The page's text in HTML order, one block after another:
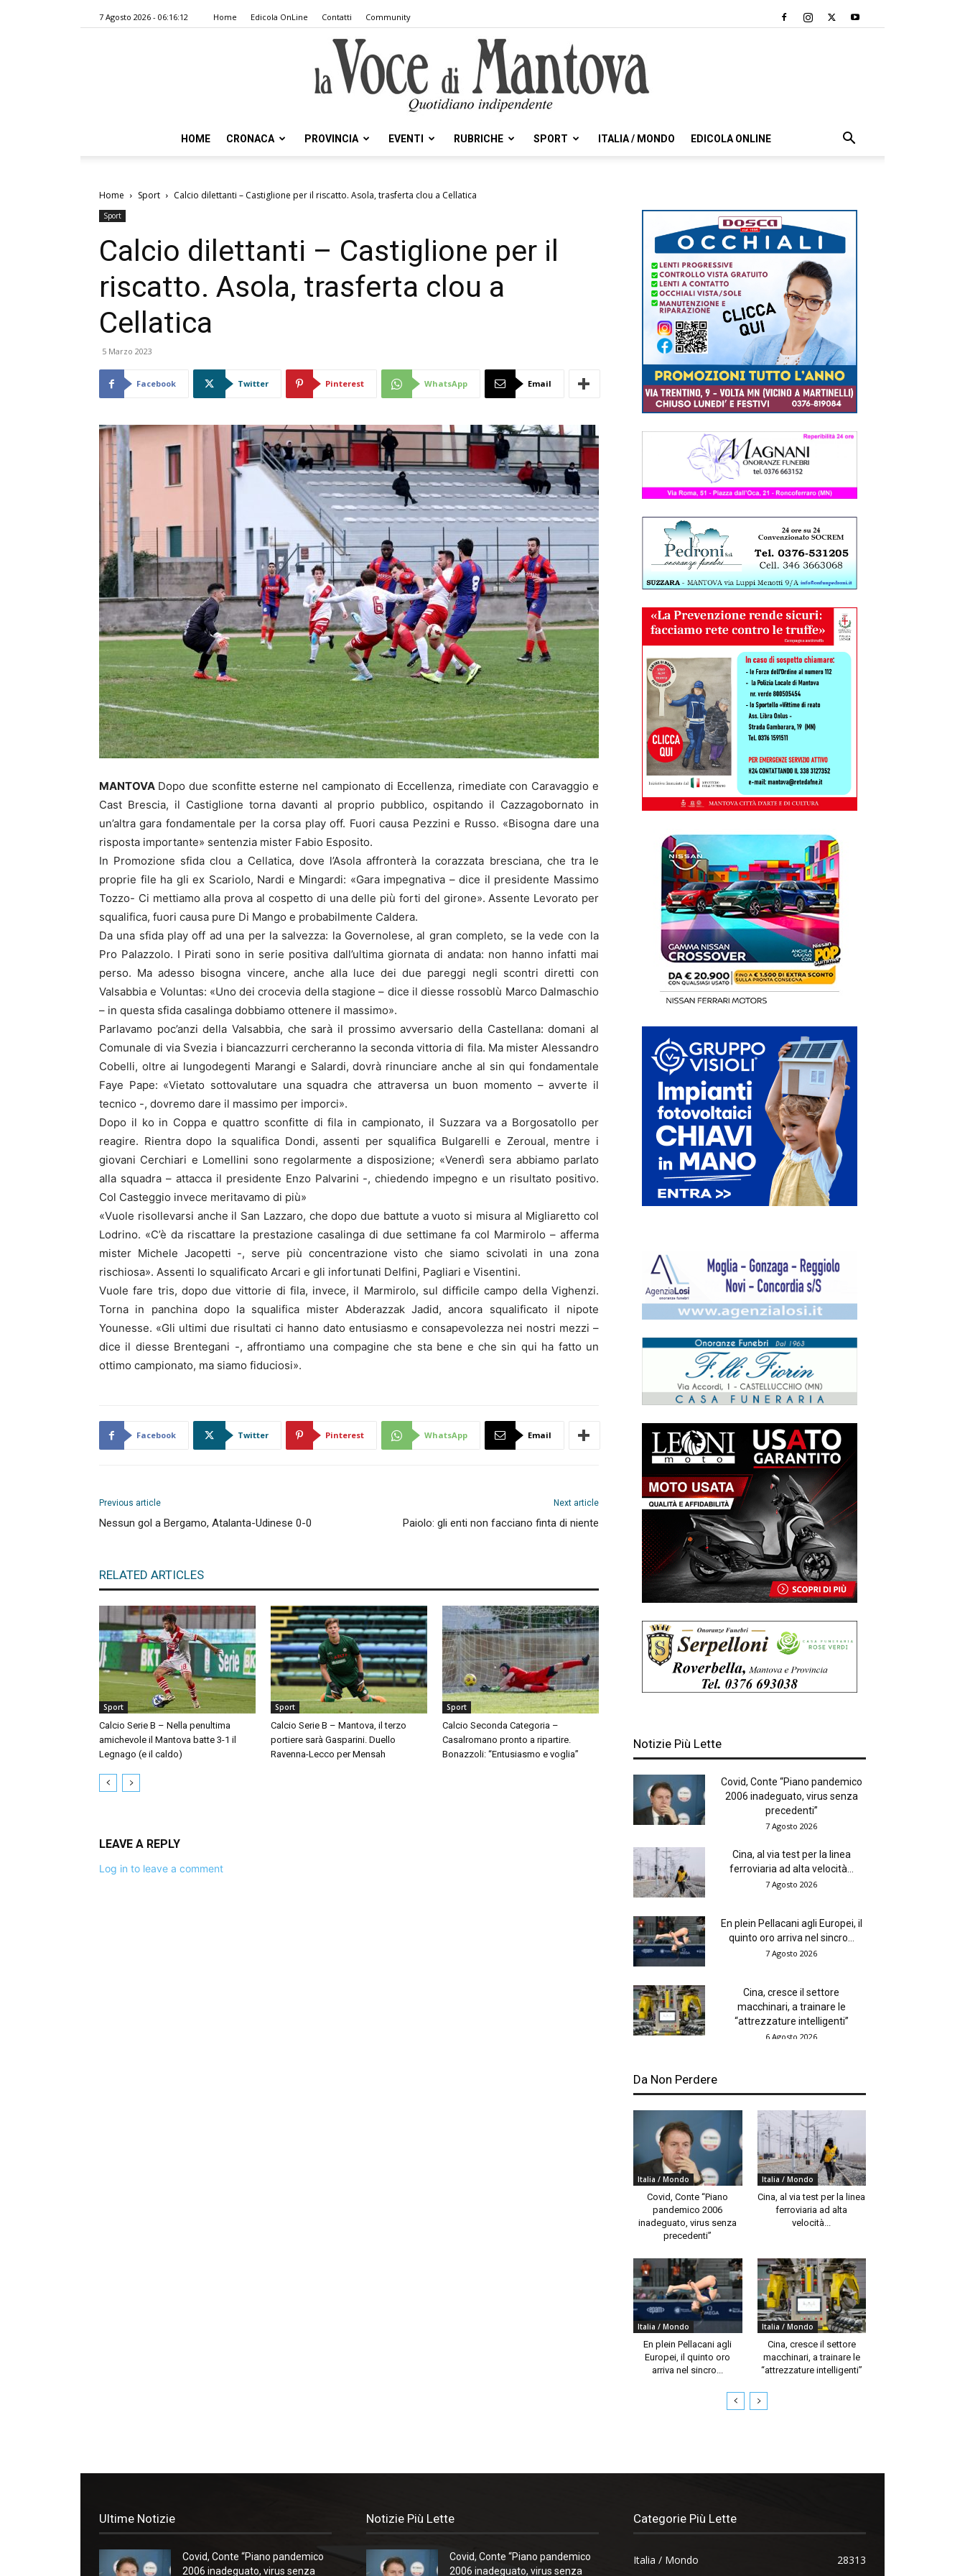
7 Agosto 2026 - 06:16:12 Home Edicola OnLine Contatti Community
Voce
Mantova
HOME CRONACA PROVINCIA EVENTI RUBRICHE SPORT ITALIA / MONDO EDICOLA ONLINE
Home Sport Calcio dilettanti – Castiglione per il riscatto. Asola, trasferta clou a Cellatica
Sport
Calcio dilettanti – Castiglione per il
riscatto. Asola, trasferta clou a
Cellatica
5 Marzo 2023
Facebook Twitter Pinterest WhatsApp Email
MANTOVA Dopo due sconfitte esterne nel campionato di Eccellenza, rimediate con Caravaggio e
Cast Brescia, il Castiglione torna davanti al proprio pubblico, ospitando il Cazzagobornato in
un’altra gara fondamentale per la corsa play off. Fuori causa Pezzini e Russo. «Bisogna dare una
risposta importante» sentenzia mister Fabio Esposito.
In Promozione sfida clou a Cellatica, dove l’Asola affronterà la corazzata bresciana, che tra le
proprie file ha gli ex Scariolo, Nardi e Mingardi: «Gara impegnativa – dice il presidente Massimo
Tozzo- Ci mettiamo alla prova al cospetto di una delle più forti del girone». Assente Levorato per
squalifica, fuori causa pure Di Mango e probabilmente Caldera.
Da una sfida play off ad una per la salvezza: la Governolese, al gran completo, se la vede con la
Pro Palazzolo. I Pirati sono in serie positiva dall’ultima giornata di andata: non hanno infatti mai
perso. Ma adesso bisogna vincere, anche alla luce dei due pareggi negli scontri diretti con
Valsabbia e Voluntas: «Uno dei crocevia della stagione – dice il diesse rossoblù Marco Dalmaschio
– in questa sfida casalinga dobbiamo ottenere il massimo».
Parlavamo poc’anzi della Valsabbia, che sarà il prossimo avversario della Castellana: domani al
Comunale di via Svezia i biancazzurri cercheranno la seconda vittoria di fila. Ma mister Alessandro
Cobelli, oltre ai lungodegenti Marangi e Salardi, dovrà rinunciare anche al sin qui fondamentale
Faye Pape: «Vietato sottovalutare una squadra che attraversa un buon momento – avverte il
tecnico -, dovremo dare il massimo per imporci».
Dopo il ko in Coppa e quattro sconfitte di fila in campionato, il Suzzara va a Borgosatollo per
reagire. Rientra dopo la squalifica Dondi, assenti per squalifica Bulgarelli e Zeroual, mentre i
giovani Cerchiari e Lomellini sono regolarmente a disposizione; «Venerdì sera abbiamo parlato
alla squadra – attacca il presidente Enzo Palvarini -, chiedendo impegno e un risultato positivo.
Col Casteggio invece meritavamo di più»
«Vuole risollevarsi anche il San Lazzaro, che dopo due battute a vuoto si misura al Migliaretto col
Lodrino. «C’è da riscattare la prestazione casalinga di due settimane fa col Marmirolo – afferma
mister Michele Jacopetti -, serve più concentrazione visto che siamo scivolati in una zona
rischiosa». Assenti lo squalificato Arcari e gli infortunati Delfini, Pagliari e Visentini.
Vuole fare tris, dopo due vittorie di fila, invece, il Marmirolo, sul difficile campo della Vighenzi.
Torna in panchina dopo la squalifica mister Abderazzak Jadid, ancora squalificato il nipote
Younesse. «Gli ultimi due risultati ci hanno dato entusiasmo e consapevolezza nei nostri mezzi –
dice il diesse Brentegani -, affrontiamo una compagine che sta bene e che sin qui ha fatto un
ottimo campionato, ma siamo fiduciosi».
Facebook Twitter Pinterest WhatsApp Email
Previous article
Nessun gol a Bergamo, Atalanta-Udinese 0-0
Next article
Paiolo: gli enti non facciano finta di niente
RELATED ARTICLES
Sport
Calcio Serie B – Nella penultima
amichevole il Mantova batte 3-1 il
Legnago (e il caldo)
Sport
Calcio Serie B – Mantova, il terzo
portiere sarà Gasparini. Duello
Ravenna-Lecco per Mensah
Sport
Calcio Seconda Categoria –
Casalromano pronto a ripartire.
Bonazzoli: “Entusiasmo e voglia”
LEAVE A REPLY
Log in to leave a comment
Notizie Più Lette
Covid, Conte “Piano pandemico
2006 inadeguato, virus senza
precedenti”
7 Agosto 2026
Cina, al via test per la linea
ferroviaria ad alta velocità...
7 Agosto 2026
En plein Pellacani agli Europei, il
quinto oro arriva nel sincro...
7 Agosto 2026
Cina, cresce il settore
macchinari, a trainare le
“attrezzature intelligenti”
6 Agosto 2026
Da Non Perdere
Italia / Mondo
Covid, Conte “Piano
pandemico 2006
inadeguato, virus senza
precedenti”
Italia / Mondo
Cina, al via test per la linea
ferroviaria ad alta
velocità...
Italia / Mondo
En plein Pellacani agli
Europei, il quinto oro
arriva nel sincro...
Italia / Mondo
Cina, cresce il settore
macchinari, a trainare le
“attrezzature intelligenti”
Ultime Notizie
Covid, Conte “Piano pandemico
2006 inadeguato, virus senza
Notizie Più Lette
Covid, Conte “Piano pandemico
2006 inadeguato, virus senza
Categorie Più Lette
Italia / Mondo
28313